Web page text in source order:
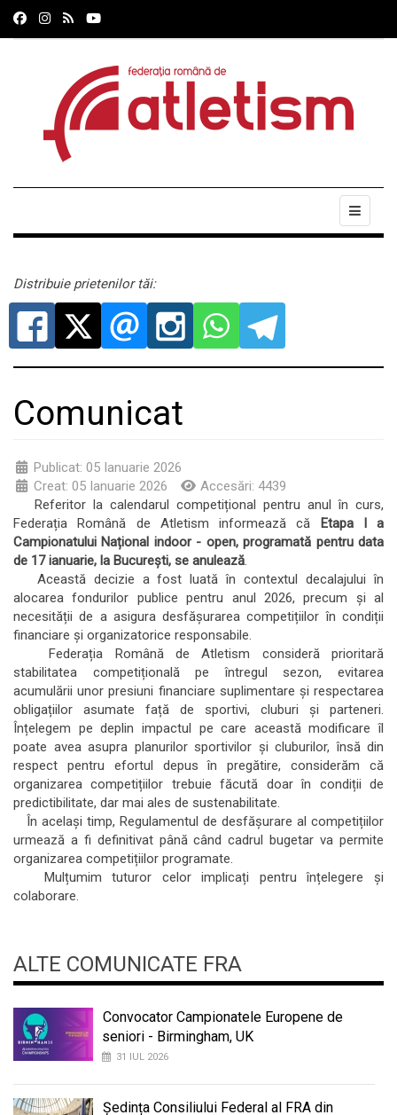
Distribuie prietenilor tăi:
Comunicat
Publicat: 05 Ianuarie 2026
Creat: 05 Ianuarie 2026
Accesări: 4439
Referitor la calendarul competițional pentru anul în curs,
Federația Română de Atletism informează că Etapa I a
Campionatului Național indoor - open, programată pentru data
de 17 ianuarie, la București, se anulează.
Această decizie a fost luată în contextul decalajului în
alocarea fondurilor publice pentru anul 2026, precum și al
necesității de a asigura desfășurarea competițiilor în condiții
financiare și organizatorice responsabile.
Federația Română de Atletism consideră prioritară
stabilitatea competițională pe întregul sezon, evitarea
acumulării unor presiuni financiare suplimentare și respectarea
obligațiilor asumate față de sportivi, cluburi și parteneri.
Înțelegem pe deplin impactul pe care această modificare îl
poate avea asupra planurilor sportivilor și cluburilor, însă din
respect pentru efortul depus în pregătire, considerăm că
organizarea competițiilor trebuie făcută doar în condiții de
predictibilitate, dar mai ales de sustenabilitate.
În același timp, Regulamentul de desfășurare al competițiilor
urmează a fi definitivat până când cadrul bugetar va permite
organizarea competițiilor programate.
Mulțumim tuturor celor implicați pentru înțelegere și
colaborare.
ALTE COMUNICATE FRA
Convocator Campionatele Europene de
seniori - Birmingham, UK
31 IUL 2026
Ședința Consiliului Federal al FRA din